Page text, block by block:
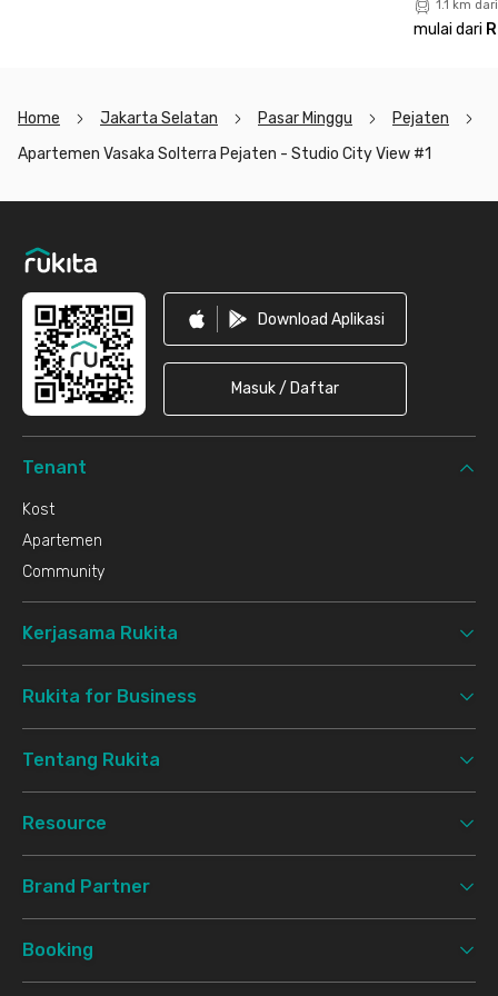
1.1 km
mulai dari
Home Jakarta Selatan Pasar Minggu
Pejaten
Apartemen Vasaka Solterra Pejaten - Studio City View #1
Download Aplikasi
Masuk / Daftar
Tenant
Kost
Apartemen
Community
Kerjasama Rukita
Rukita for Business
Tentang Rukita
Resource
Brand Partner
Booking